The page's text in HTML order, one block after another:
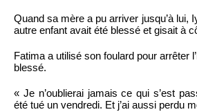
Quand sa mère a pu arriver jusqu’à lui,
autre enfant avait été blessé et gisait à
Fatima a utilisé son foulard pour arrêter
blessé.
« Je n’oublierai jamais ce qui s’est
été tué un vendredi. Et j’ai aussi perdu